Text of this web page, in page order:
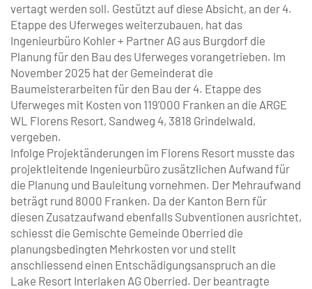
vertagt werden soll. Gestützt auf diese Absicht, an der 4.
Etappe des Uferweges weiterzubauen, hat das
Ingenieurbüro Kohler + Partner AG aus Burgdorf die
Planung für den Bau des Uferweges vorangetrieben. Im
November 2025 hat der Gemeinderat die
Baumeisterarbeiten für den Bau der 4. Etappe des
Uferweges mit Kosten von 119’000 Franken an die ARGE
WL Florens Resort, Sandweg 4, 3818 Grindelwald,
vergeben.
Infolge Projektänderungen im Florens Resort musste das
projektleitende Ingenieurbüro zusätzlichen Aufwand für
die Planung und Bauleitung vornehmen. Der Mehraufwand
beträgt rund 8000 Franken. Da der Kanton Bern für
diesen Zusatzaufwand ebenfalls Subventionen ausrichtet,
schiesst die Gemischte Gemeinde Oberried die
planungsbedingten Mehrkosten vor und stellt
anschliessend einen Entschädigungsanspruch an die
Lake Resort Interlaken AG Oberried. Der beantragte